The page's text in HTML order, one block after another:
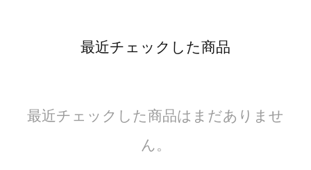
最近チェックした商品
最近チェックした商品はまだありませ
ん。